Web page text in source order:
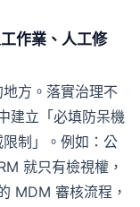
作業、人工修
方。落實治理不
建立「必填防呆機
制」。例如：公
就只有檢視權，
MDM 審核流程，